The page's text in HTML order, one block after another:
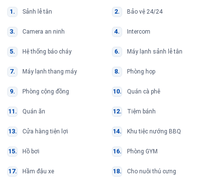
Sảnh lễ tân Bảo vệ 24/24
Camera an ninh Intercom
Hệ thống báo cháy Máy lạnh sảnh lễ tân
Máy lạnh thang máy Phòng họp
Phòng cộng đồng Quán cà phê
Quán ăn Tiệm bánh
Cửa hàng tiện lợi Khu tiệc nướng BBQ
Hồ bơi Phòng GYM
Hầm đậu xe Cho nuôi thú cưng